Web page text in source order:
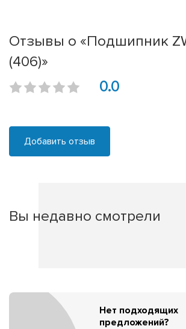
Отзывы о «Подшипник
(406)»
0.0
Добавить отзыв
Вы недавно смотрели
Нет подходящих
предложений?